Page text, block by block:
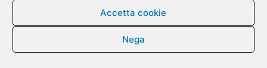
Accetta cookie
Nega